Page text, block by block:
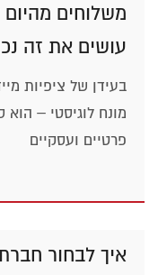
משלוחים מהיום
עושים את זה
בעידן של ציפיות
מונח לוגיסטי –
פרטיים ועסקיים
איך לבחור